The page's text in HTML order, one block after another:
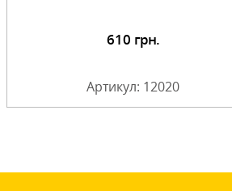
610 грн.
Артикул: 12020
Подробнее